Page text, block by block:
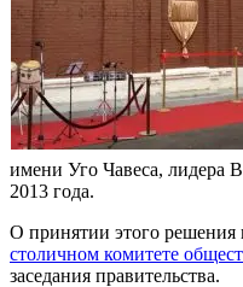
имени Уго Чавеса, лидера
2013 года.
О принятии этого
столичном комитете
заседания правительства.